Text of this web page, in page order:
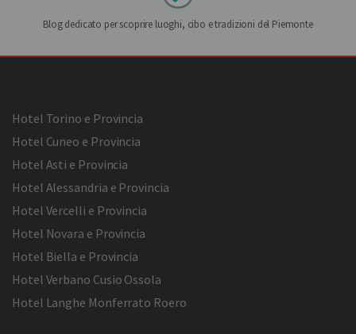
Blog dedicato per scoprire luoghi, cibo e tradizioni del Piemonte
Hotel Torino e Provincia
Hotel Cuneo e Provincia
Hotel Asti e Provincia
Hotel Alessandria e Provincia
Hotel Vercelli e Provincia
Hotel Novara e Provincia
Hotel Biella e Provincia
Hotel Verbano Cusio Ossola
Hotel Langhe Monferrato Roero